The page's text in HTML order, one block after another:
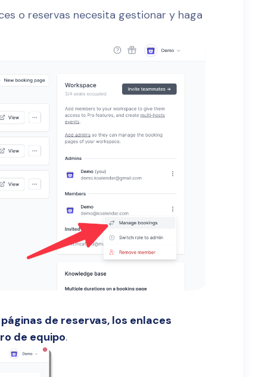
o reservas necesita gestionar y haga
de reservas, los enlaces
de equipo.